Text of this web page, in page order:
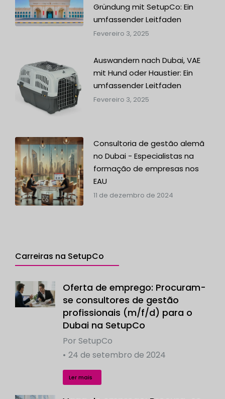
Gründung mit SetupCo: Ein
umfassender Leitfaden
Fevereiro 3, 2025
Auswandern nach Dubai, VAE
mit Hund oder Haustier: Ein
umfassender Leitfaden
Fevereiro 3, 2025
Consultoria de gestão alemã
no Dubai - Especialistas na
formação de empresas nos
EAU
11 de dezembro de 2024
Carreiras na SetupCo
Oferta de emprego: Procuram-
se consultores de gestão
profissionais (m/f/d) para o
Dubai na SetupCo
Por SetupCo
24 de setembro de 2024
Ler mais